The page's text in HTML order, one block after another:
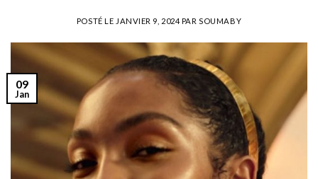
POSTÉ LE JANVIER 9, 2024PARSOUMABY
09
Jan